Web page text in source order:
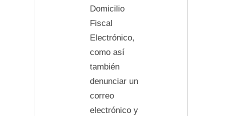
Domicilio
Fiscal
Electrónico,
como así
también
denunciar un
correo
electrónico y